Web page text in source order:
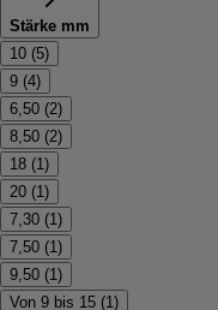
Stärke mm
10 (5)
9 (4)
6,50 (2)
8,50 (2)
18 (1)
20 (1)
7,30 (1)
7,50 (1)
9,50 (1)
Von 9 bis 15 (1)